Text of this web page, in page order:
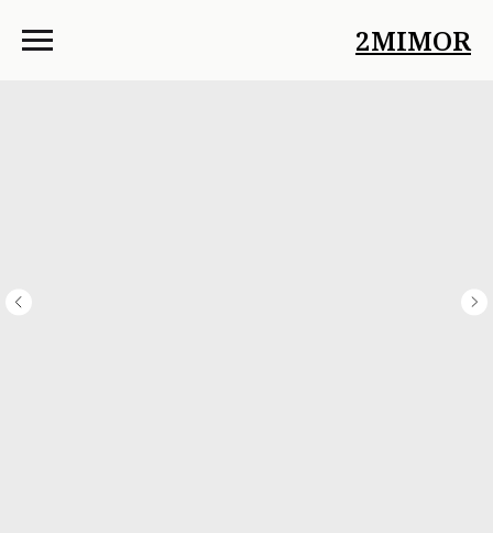
2MIMOR